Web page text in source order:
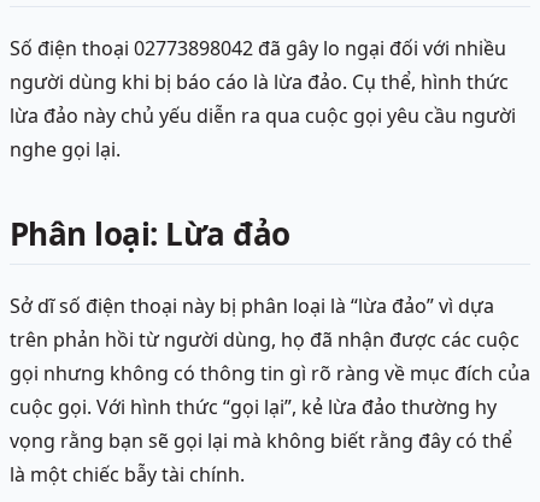
Số điện thoại 02773898042 đã gây lo ngại đối với nhiều
người dùng khi bị báo cáo là lừa đảo. Cụ thể, hình thức
lừa đảo này chủ yếu diễn ra qua cuộc gọi yêu cầu người
nghe gọi lại.
Phân loại: Lừa đảo
Sở dĩ số điện thoại này bị phân loại là “lừa đảo” vì dựa
trên phản hồi từ người dùng, họ đã nhận được các cuộc
gọi nhưng không có thông tin gì rõ ràng về mục đích của
cuộc gọi. Với hình thức “gọi lại”, kẻ lừa đảo thường hy
vọng rằng bạn sẽ gọi lại mà không biết rằng đây có thể
là một chiếc bẫy tài chính.